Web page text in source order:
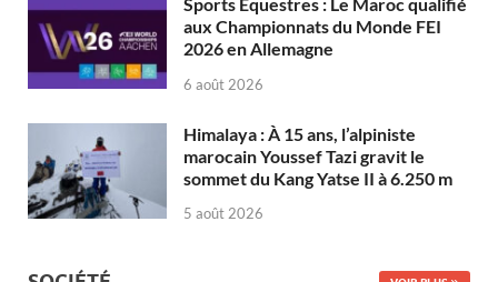
aux Championnats du Monde FEI
2026 en Allemagne
6 août 2026
Himalaya : À 15 ans, l’alpiniste
marocain Youssef Tazi gravit le
sommet du Kang Yatse II à 6.250 m
5 août 2026